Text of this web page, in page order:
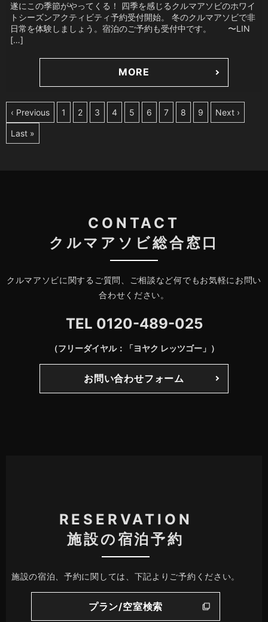
遂にこの季節がやってくる！ 四季を感じるクルマアソビのホワイ
トシーズンアクティビティ予約受付開始。 冬のクルマアソビで非
日常を体験しましょう。宿泊のご予約も受付中です。 〜LIN
[…]
MORE
‹ Previous 1 2 3 4 5 6 7 8 9 Next ›
Last »
CONTACT
クルマアソビ総合窓口
クルマアソビに関するご質問、ご相談など何でもお気軽にお問い
合わせください。
TEL 0120-489-025
（フリーダイヤル：「ヨヤク レッツゴー」）
お問い合わせフォーム
RESERVATION
施設の宿泊予約
施設の宿泊、予約に関しては、下記よりご予約ください。
プラン/空室検索